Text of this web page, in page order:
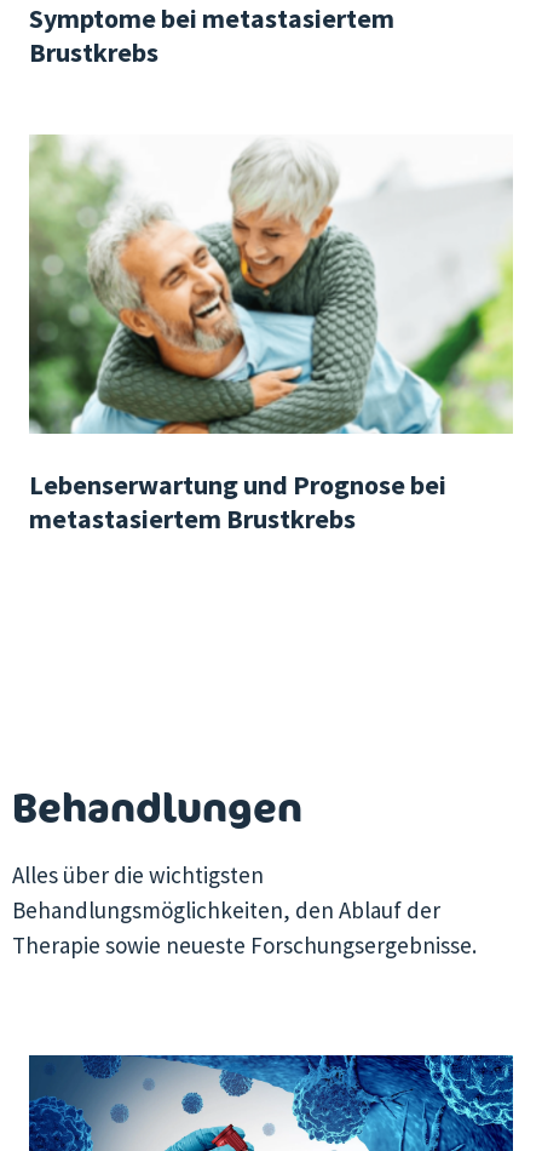
Symptome bei metastasiertem
Brustkrebs
Lebenserwartung und Prognose bei
metastasiertem Brustkrebs
Behandlungen
Alles über die wichtigsten
Behandlungsmöglichkeiten, den Ablauf der
Therapie sowie neueste Forschungsergebnisse.